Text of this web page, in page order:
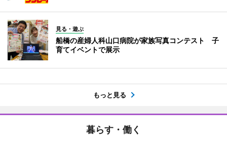
見る・遊ぶ
船橋の産婦人科山口病院が家族写真コンテスト 子
育てイベントで展示
もっと見る
暮らす・働く